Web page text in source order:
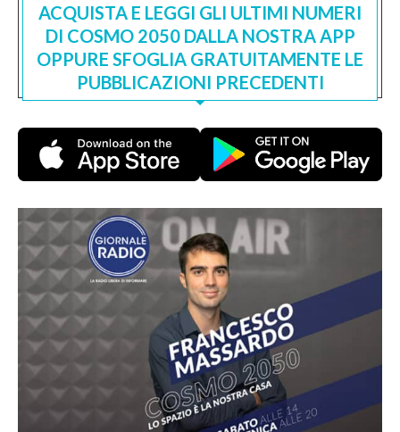
ACQUISTA E LEGGI GLI ULTIMI NUMERI
DI COSMO 2050 DALLA NOSTRA APP
OPPURE SFOGLIA GRATUITAMENTE LE
PUBBLICAZIONI PRECEDENTI